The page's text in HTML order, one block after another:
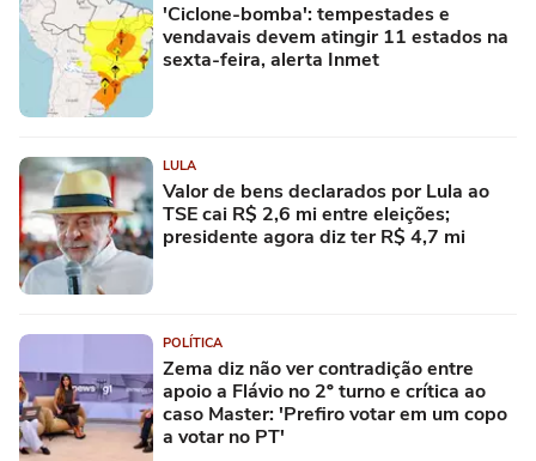
'Ciclone-bomba': tempestades e
vendavais devem atingir 11 estados na
sexta-feira, alerta Inmet
LULA
Valor de bens declarados por Lula ao
TSE cai R$ 2,6 mi entre eleições;
presidente agora diz ter R$ 4,7 mi
POLÍTICA
Zema diz não ver contradição entre
apoio a Flávio no 2º turno e crítica ao
caso Master: 'Prefiro votar em um copo
a votar no PT'